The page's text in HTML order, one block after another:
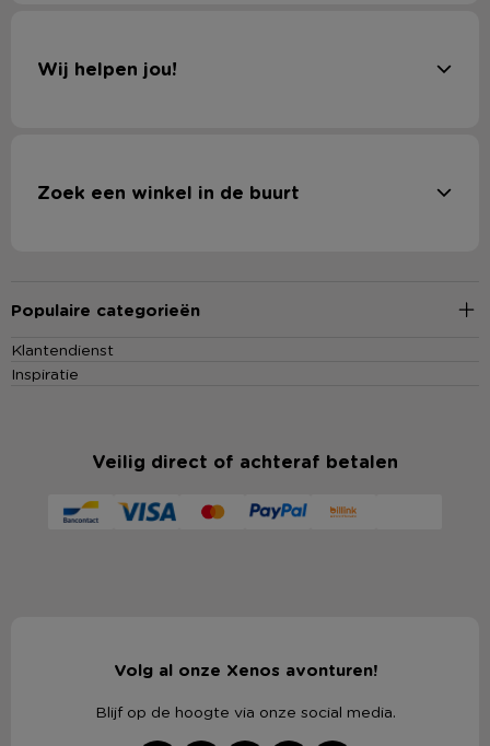
Wij helpen jou!
Zoek een winkel in de buurt
Populaire categorieën
Klantendienst
Inspiratie
Veilig direct of achteraf betalen
Volg al onze Xenos avonturen!
Blijf op de hoogte via onze social media.